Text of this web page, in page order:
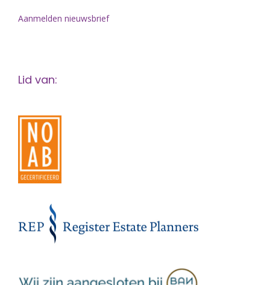
Aanmelden nieuwsbrief
Lid van: